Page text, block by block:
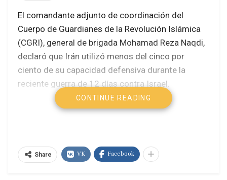
El comandante adjunto de coordinación del
Cuerpo de Guardianes de la Revolución Islámica
(CGRI), general de brigada Mohamad Reza Naqdi,
declaró que Irán utilizó menos del cinco por
ciento de su capacidad defensiva durante la
reciente guerra de 12 días contra Israel.
Haifa, clasificado como puerto de alto
bombardeos de Estados Unidos
Maduro premia a periodistas iraníes por
CONTINUE READING
Share VK Facebook